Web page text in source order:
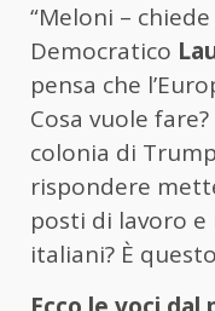
“Meloni –
Democratico
pensa che
Cosa vuole
colonia di
rispondere
posti di lavoro
italiani? È